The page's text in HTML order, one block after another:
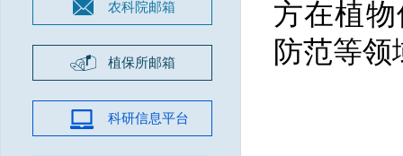
农科院邮箱
植保所邮箱
科研信息平台
方在植
防范等